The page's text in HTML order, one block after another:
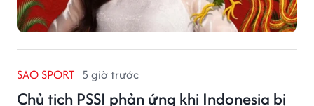
SAO SPORT 5 giờ trước
Chủ tịch PSSI phản ứng khi Indonesia bị